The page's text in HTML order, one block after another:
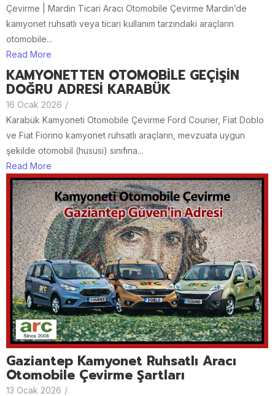
Çevirme | Mardin Ticari Aracı Otomobile Çevirme Mardin’de
kamyonet ruhsatlı veya ticari kullanım tarzındaki araçların
otomobile...
Read More
KAMYONETTEN OTOMOBİLE GEÇİŞİN
DOĞRU ADRESİ KARABÜK
16 Ocak 2026 /
Karabük Kamyoneti Otomobile Çevirme Ford Courier, Fiat Doblo
ve Fiat Fiorino kamyonet ruhsatlı araçların, mevzuata uygun
şekilde otomobil (hususi) sınıfına...
Read More
Gaziantep Kamyonet Ruhsatlı Aracı
Otomobile Çevirme Şartları
13 Ocak 2026 /